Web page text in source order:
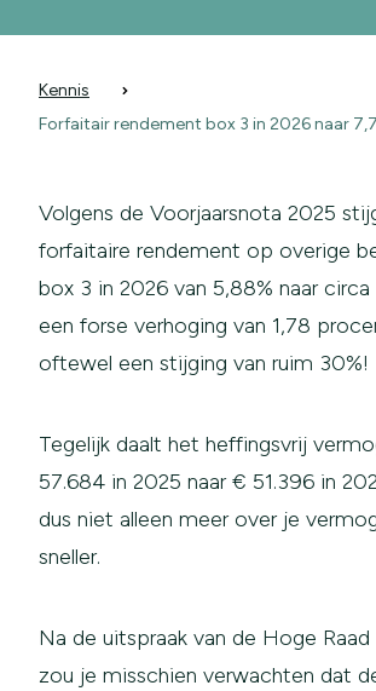
Kennis
Forfaitair rendement box 3 in 2026 naar
Volgens de Voorjaarsnota 2025
forfaitaire rendement op overige
box 3 in 2026 van 5,88% naar circa
een forse verhoging van 1,78
oftewel een stijging van ruim 30%!
Tegelijk daalt het heffingsvrij
57.684 in 2025 naar € 51.396 in
dus niet alleen meer over je
sneller.
Na de uitspraak van de Hoge
zou je misschien verwachten dat